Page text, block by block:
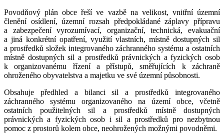
Povodňový plán obce řeší ve vazbě na velikost, vnitřní územní
členění osídlení, územní rozsah předpokládané záplavy přípravu
a zabezpečení vyrozumívací, organizační, technická, evakuační
a jiná konkrétní opatření, využití vlastních, místně dostupných sil
a prostředků složek integrovaného záchranného systému a ostatních
místně dostupných sil a prostředků právnických a fyzických osob
k organizovanému řízení a přístupů, směřujících k záchraně
ohroženého obyvatelstva a majetku ve své územní působnosti.
Obsahuje předhled a bilanci sil a prostředků integrovaného
záchranného systému organizovaného na území obce, včetně
ostatních použitelných sil a prostředků místně dostupných
právnických a fyzických osob i sil a prostředků pro nezbytnou
pomoc z prostorů kolem obce, neohrožených možnými povodněmi.